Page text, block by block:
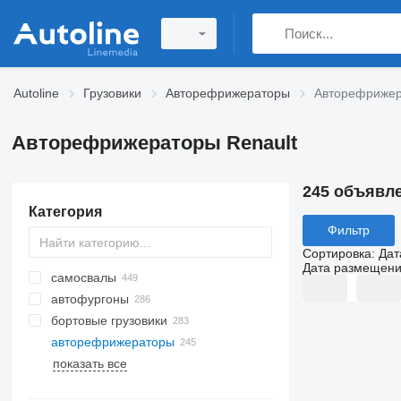
Autoline Грузовики Авторефрижераторы
Авторефрижераторы Renault
Категория
самосвалы
автофургоны
бортовые грузовики
авторефрижераторы
показать все
245
Фильтр
Сортировка:
Дата